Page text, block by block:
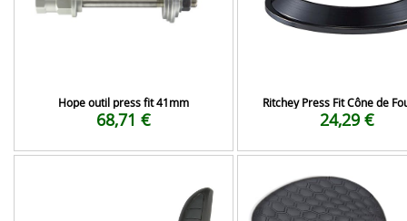
Hope outil press fit 41mm
68,71 €
Ritchey Press Fit Cône de
24,29 €